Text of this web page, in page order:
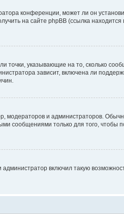
конференции, может ли он
на сайте phpBB (ссылка находится
точки, указывающие на то, сколько
зависит, включена ли
модераторов и администраторов.
сообщениями только для того, чтобы
включил такую